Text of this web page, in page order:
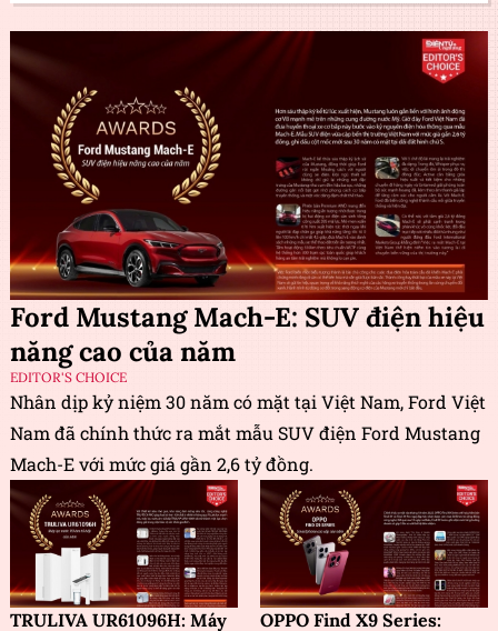
Ford Mustang Mach-E: SUV điện hiệu
năng cao của năm
EDITOR'S CHOICE
Nhân dịp kỷ niệm 30 năm có mặt tại Việt Nam, Ford Việt
Nam đã chính thức ra mắt mẫu SUV điện Ford Mustang
Mach-E với mức giá gần 2,6 tỷ đồng.
TRULIVA UR61096H: Máy
OPPO Find X9 Series: